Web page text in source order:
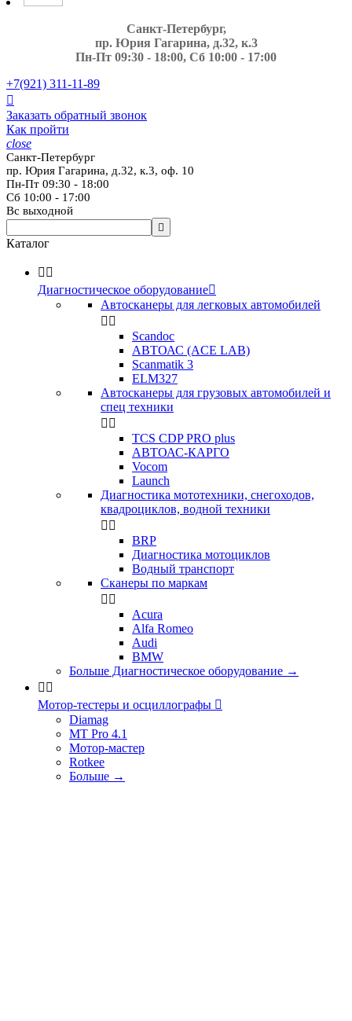
Санкт-Петербург,
пр. Юрия Гагарина, д.32, к.3
Пн-Пт 09:30 - 18:00, Сб 10:00 - 17:00
+7(921) 311-11-89

Заказать обратный звонок
Как пройти
close
Санкт-Петербург
пр. Юрия Гагарина, д.32, к.3, оф. 10
Пн-Пт 09:30 - 18:00
Сб 10:00 - 17:00
Вс выходной

Каталог
 
Диагностическое оборудование
Автосканеры для легковых автомобилей
 
Scandoc
АВТОАС (ACE LAB)
Scanmatik 3
ELM327
Автосканеры для грузовых автомобилей и
спец техники
 
TCS CDP PRO plus
АВТОАС-КАРГО
Vocom
Launch
Диагностика мототехники, снегоходов,
квадроциклов, водной техники
 
BRP
Диагностика мотоциклов
Водный транспорт
Сканеры по маркам
 
Acura
Alfa Romeo
Audi
BMW
Больше Диагностическое оборудование →
 
Мотор-тестеры и осциллографы 
Diamag
MT Pro 4.1
Мотор-мастер
Rotkee
Больше →